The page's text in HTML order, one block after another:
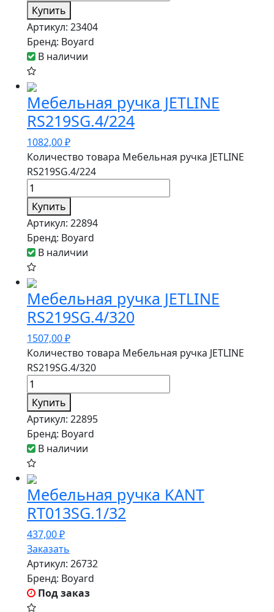
Купить
Артикул: 23404
Бренд: Boyard
В наличии
Мебельная ручка JETLINE
RS219SG.4/224
1082,00₽
Количество товара Мебельная ручка JETLINE
RS219SG.4/224
Купить
Артикул: 22894
Бренд: Boyard
В наличии
Мебельная ручка JETLINE
RS219SG.4/320
1507,00₽
Количество товара Мебельная ручка JETLINE
RS219SG.4/320
Купить
Артикул: 22895
Бренд: Boyard
В наличии
Мебельная ручка KANT
RT013SG.1/32
437,00₽
Заказать
Артикул: 26732
Бренд: Boyard
Под заказ